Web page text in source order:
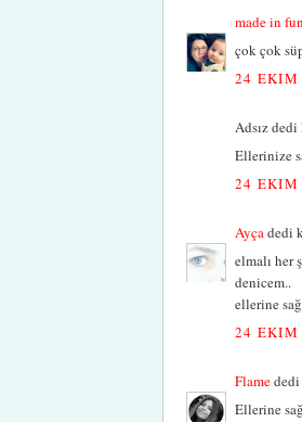
made in
çok çok
24 EKIM
Adsız dedi
Ellerinize
24 EKIM
Ayça dedi
elmalı her
denicem..
ellerine
24 EKIM
Flamededi
Ellerine